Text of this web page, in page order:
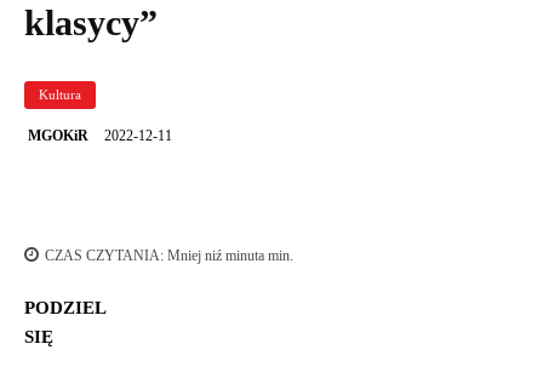
klasycy”
Kultura
MGOKiR 2022-12-11
CZAS CZYTANIA: Mniej niź minuta min.
PODZIEL
SIĘ